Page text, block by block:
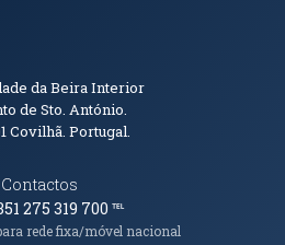
Contacto
da Beira Interior
de Sto. António.
Covilhã. Portugal.
Contactos
275 319 700℡
rede fixa/móvel nacional